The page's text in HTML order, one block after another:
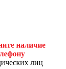
наличие
лиц